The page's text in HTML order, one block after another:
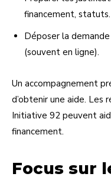
financement,
Déposer la
(souvent en ligne).
Un accompagnement
d’obtenir une aide. Les
Initiative 92 peuvent
financement.
Focus sur